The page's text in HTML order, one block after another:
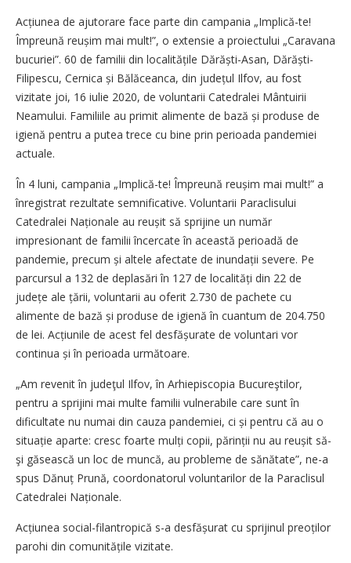
Acțiunea de ajutorare face parte din campania „Implică-te!
Împreună reușim mai mult!”, o extensie a proiectului „Caravana
bucuriei”. 60 de familii din localitățile Dărăști-Asan, Dărăști-
Filipescu, Cernica și Bălăceanca, din județul Ilfov, au fost
vizitate joi, 16 iulie 2020, de voluntarii Catedralei Mântuirii
Neamului. Familiile au primit alimente de bază și produse de
igienă pentru a putea trece cu bine prin perioada pandemiei
actuale.
În 4 luni, campania „Implică-te! Împreună reușim mai mult!” a
înregistrat rezultate semnificative. Voluntarii Paraclisului
Catedralei Naționale au reușit să sprijine un număr
impresionant de familii încercate în această perioadă de
pandemie, precum și altele afectate de inundații severe. Pe
parcursul a 132 de deplasări în 127 de localități din 22 de
județe ale țării, voluntarii au oferit 2.730 de pachete cu
alimente de bază și produse de igienă în cuantum de 204.750
de lei. Acțiunile de acest fel desfășurate de voluntari vor
continua și în perioada următoare.
„Am revenit în judeţul Ilfov, în Arhiepiscopia Bucureştilor,
pentru a sprijini mai multe familii vulnerabile care sunt în
dificultate nu numai din cauza pandemiei, ci și pentru că au o
situație aparte: cresc foarte mulți copii, părinții nu au reușit să-
şi găsească un loc de muncă, au probleme de sănătate”, ne-a
spus Dănuț Prună, coordonatorul voluntarilor de la Paraclisul
Catedralei Naționale.
Acțiunea social-filantropică s-a desfășurat cu sprijinul preoților
parohi din comunitățile vizitate.